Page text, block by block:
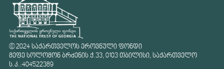
© 2024 საქართველოს ეროვნული ფონდი
მეფე სოლომონ ბრძენის ქ.33, 0103 თბილისი, საქართველო
ს.კ.:404522389